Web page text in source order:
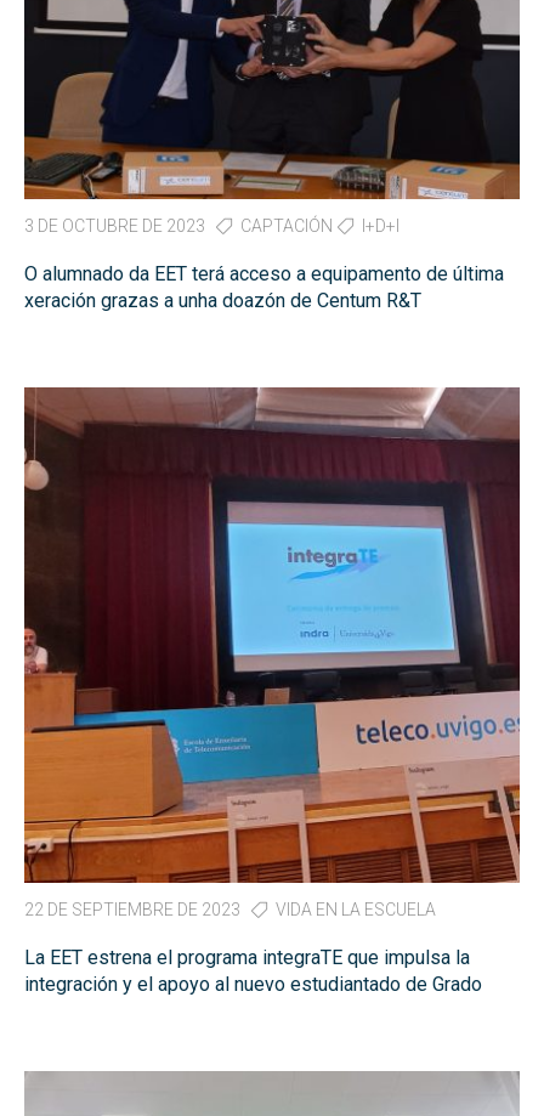
3 DE OCTUBRE DE 2023 CAPTACIÓN I+D+I
O alumnado da EET terá acceso a equipamento de última
xeración grazas a unha doazón de Centum R&T
22 DE SEPTIEMBRE DE 2023 VIDA EN LA ESCUELA
La EET estrena el programa integraTE que impulsa la
integración y el apoyo al nuevo estudiantado de Grado